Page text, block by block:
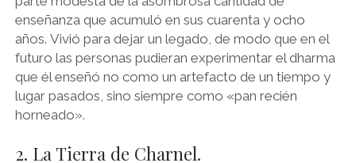
enseñanza que acumuló en sus cuarenta y ocho
años. Vivió para dejar un legado, de modo que en el
futuro las personas pudieran experimentar el dharma
que él enseñó no como un artefacto de un tiempo y
lugar pasados, sino siempre como «pan recién
horneado».
2. La Tierra de Charnel.